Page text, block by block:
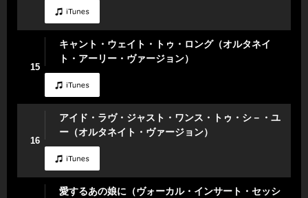
15
キャント・ウェイト・トゥ・ロング（オルタネイ
ト・アーリー・ヴァージョン）
16
アイド・ラヴ・ジャスト・ワンス・トゥ・シ－・ユ
ー（オルタネイト・ヴァージョン）
愛するあの娘に（ヴォーカル・インサート・セッシ